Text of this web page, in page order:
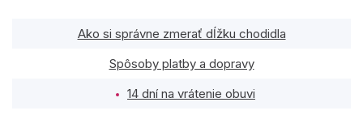
Ako si správne zmerať dĺžku chodidla
Spôsoby platby a dopravy
14 dní na vrátenie obuvi